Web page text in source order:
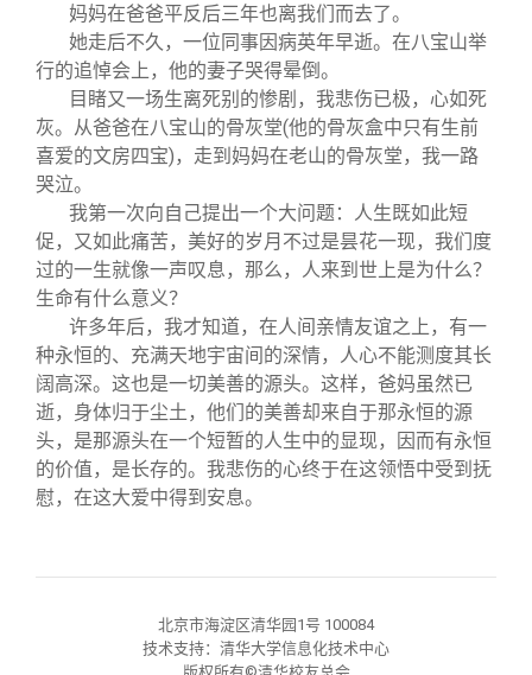
妈妈在爸爸平反后三年也离我们而去了。
她走后不久，一位同事因病英年早逝。在八宝山举
行的追悼会上，他的妻子哭得晕倒。
目睹又一场生离死别的惨剧，我悲伤已极，心如死
灰。从爸爸在八宝山的骨灰堂(他的骨灰盒中只有生前
喜爱的文房四宝)，走到妈妈在老山的骨灰堂，我一路
哭泣。
我第一次向自己提出一个大问题：人生既如此短
促，又如此痛苦，美好的岁月不过是昙花一现，我们度
过的一生就像一声叹息，那么，人来到世上是为什么？
生命有什么意义？
许多年后，我才知道，在人间亲情友谊之上，有一
种永恒的、充满天地宇宙间的深情，人心不能测度其长
阔高深。这也是一切美善的源头。这样，爸妈虽然已
逝，身体归于尘土，他们的美善却来自于那永恒的源
头，是那源头在一个短暂的人生中的显现，因而有永恒
的价值，是长存的。我悲伤的心终于在这领悟中受到抚
慰，在这大爱中得到安息。
北京市海淀区清华园1号 100084
技术支持：清华大学信息化技术中心